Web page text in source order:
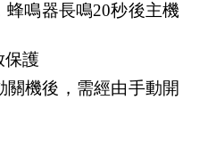
鳴器長鳴20秒後主機
保護
關機後，需經由手動開